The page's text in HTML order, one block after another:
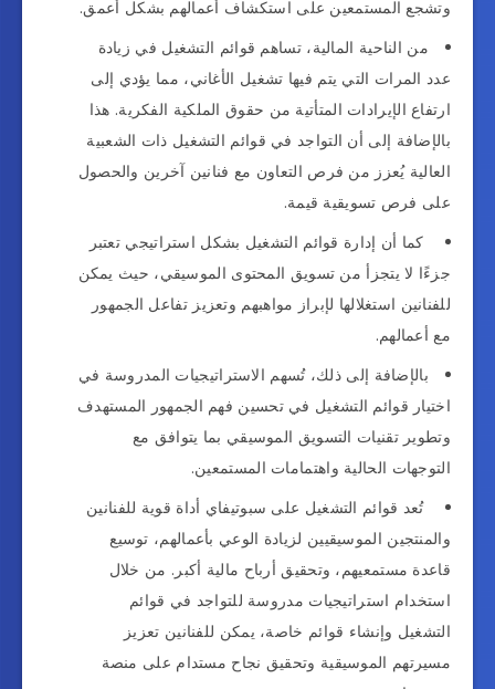
وتشجع المستمعين على استكشاف أعمالهم بشكل أعمق.
من الناحية المالية، تساهم قوائم التشغيل في زيادة
عدد المرات التي يتم فيها تشغيل الأغاني، مما يؤدي إلى
ارتفاع الإيرادات المتأتية من حقوق الملكية الفكرية. هذا
بالإضافة إلى أن التواجد في قوائم التشغيل ذات الشعبية
العالية يُعزز من فرص التعاون مع فنانين آخرين والحصول
على فرص تسويقية قيمة.
كما أن إدارة قوائم التشغيل بشكل استراتيجي تعتبر
جزءًا لا يتجزأ من تسويق المحتوى الموسيقي، حيث يمكن
للفنانين استغلالها لإبراز مواهبهم وتعزيز تفاعل الجمهور
مع أعمالهم.
بالإضافة إلى ذلك، تُسهم الاستراتيجيات المدروسة في
اختيار قوائم التشغيل في تحسين فهم الجمهور المستهدف
وتطوير تقنيات التسويق الموسيقي بما يتوافق مع
التوجهات الحالية واهتمامات المستمعين.
تُعد قوائم التشغيل على سبوتيفاي أداة قوية للفنانين
والمنتجين الموسيقيين لزيادة الوعي بأعمالهم، توسيع
قاعدة مستمعيهم، وتحقيق أرباح مالية أكبر. من خلال
استخدام استراتيجيات مدروسة للتواجد في قوائم
التشغيل وإنشاء قوائم خاصة، يمكن للفنانين تعزيز
مسيرتهم الموسيقية وتحقيق نجاح مستدام على منصة